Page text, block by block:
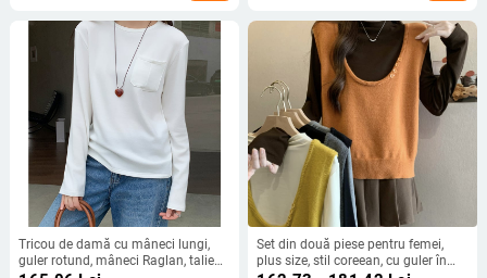
Tricou de damă cu mâneci lungi,
guler rotund, mâneci Raglan, talie
Set din două piese pentru femei,
plus size, stil coreean, cu guler în